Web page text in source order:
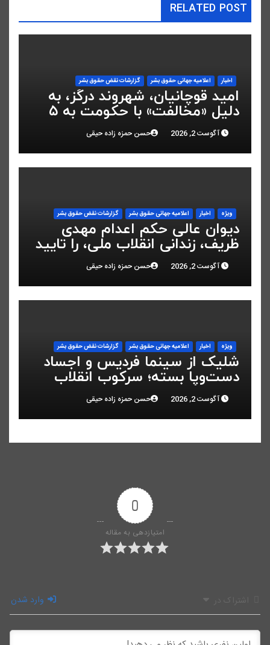
RELATED POST
اخبار اعلاميه جهانی حقوق بشر گزارشات نقض حقوق بشر
امید قوچانیان، شهروند درگز، به
دلیل «مخالفت» با حکومت به ۵
سال زندان محکوم شد
آگوست 2, 2026 حسن حمزه زاده حیقی
ویژه اخبار اعلاميه جهانی حقوق بشر گزارشات نقض حقوق بشر
دیوان عالی حکم اعدام مهدی
ظریف، زندانی انقلاب ملی، را تایید
کردآگوست 2, 2026 حسن حمزه زاده حیقی
ویژه اخبار اعلاميه جهانی حقوق بشر گزارشات نقض حقوق بشر
شلیک از سینما فردیس و اجساد
دست‌وپا بسته؛ سرکوب انقلاب
ملی در البرز
آگوست 2, 2026 حسن حمزه زاده حیقی
0
امتیازدهی به مقاله
اشتراک در وارد شدن